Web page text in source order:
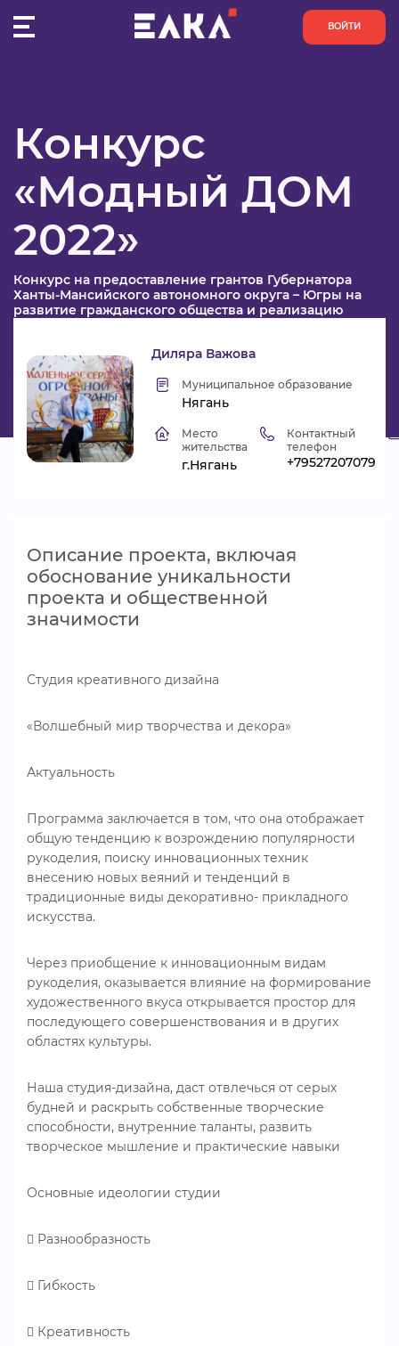
ВОЙТИ
КОНКУРСЫ
ОРГАНИЗАЦИИ
АКТИВИСТЫ
ПРОЕКТЫ
БАЗА ЗНАНИЙ
ВИДЕОКУРСЫ
Конкурс
«Модный ДОМ
2022»
Конкурс на предоставление грантов Губернатора
Ханты-Мансийского автономного округа – Югры на
развитие гражданского общества и реализацию
дизайна и моды
Номинация Интерьерный декор
Название
проекта Студия креативного дизайна
«Волшебный мир творчества и
Диляра Важова
Муниципальное образование
Нягань
Место
жительства
г.Нягань
Контактный
телефон
+79527207079
Описание проекта, включая
обоснование уникальности
проекта и общественной
значимости
Студия креативного дизайна
«Волшебный мир творчества и декора»
Актуальность
Программа заключается в том, что она отображает
общую тенденцию к возрождению популярности
рукоделия, поиску инновационных техник
внесению новых веяний и тенденций в
традиционные виды декоративно- прикладного
искусства.
Через приобщение к инновационным видам
рукоделия, оказывается влияние на формирование
художественного вкуса открывается простор для
последующего совершенствования и в других
областях культуры.
Наша студия-дизайна, даст отвлечься от серых
будней и раскрыть собственные творческие
способности, внутренние таланты, развить
творческое мышление и практические навыки
Основные идеологии студии
 Разнообразность
 Гибкость
 Креативность